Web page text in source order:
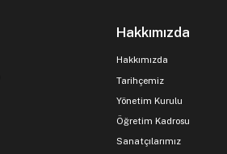
Hakkımızda
Hakkımızda
Tarihçemiz
Yönetim Kurulu
Öğretim Kadrosu
Sanatçılarımız